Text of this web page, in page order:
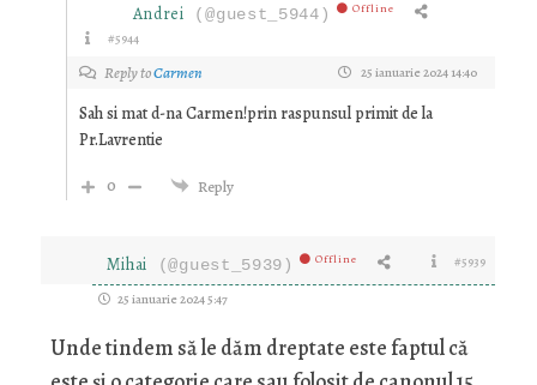
Andrei (@guest_5944) Offline
#5944
Reply toCarmen 25 ianuarie 2024 14:40
Sah si mat d-na Carmen!prin raspunsul primit de la
Pr.Lavrentie
0
Reply
Mihai (@guest_5939) Offline #5939
25 ianuarie 2024 5:47
Unde tindem să le dăm dreptate este faptul că